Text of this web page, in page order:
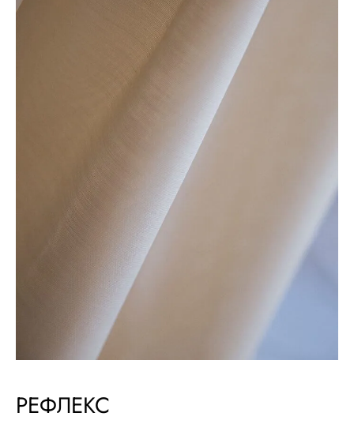
РЕФЛЕКС